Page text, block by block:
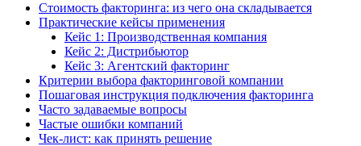
Стоимость факторинга: из чего она складывается
Практические кейсы применения
Кейс 1: Производственная компания
Кейс 2: Дистрибьютор
Кейс 3: Агентский факторинг
Критерии выбора факторинговой компании
Пошаговая инструкция подключения факторинга
Часто задаваемые вопросы
Частые ошибки компаний
Чек-лист: как принять решение